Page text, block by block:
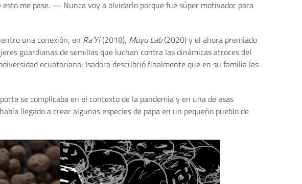
me pase. — Nunca voy a olvidarlo porque fue súper motivador para
una conexión, en Ra’Yi(2018), Muyu Lab(2020) y el ahora premiado
guardianas de semillas que luchan contra las dinámicas atroces del
ecuatoriana; Isadora descubrió finalmente que en su familia las
se complicaba en el contexto de la pandemia y en una de esas
llegado a crear algunas especies de papa en un pequeño pueblo de